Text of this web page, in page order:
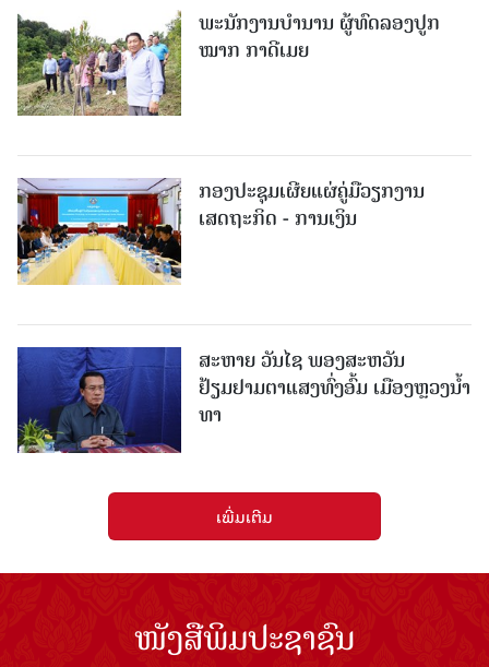
ພະ​ນັກ​ງານ​ບຳ​ນານ ​ຜູ້​ທົດລອງປູກ
ໝາກ ກາດີເມຍ
ກອງປະຊຸມເຜີຍແຜ່ຄູ່ມືວຽກງານ
ເສດຖະກິດ - ການເງິນ
ສະຫາຍ ວັນໄຊ ພອງສະຫວັນ
ຢ້ຽມຢາມຕາແສງທົ່ງອົ້ມ ເມືອງຫຼວງນໍ້າ
ທາ
ເພີ່ມເຕີມ
ໜັງສືພິມປະຊາຊົນ